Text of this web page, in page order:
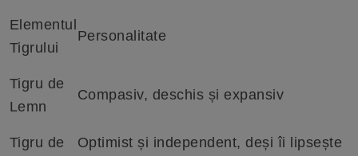
Elementul
Tigrului
Personalitate
Tigru de
Lemn
Compasiv, deschis și expansiv
Tigru de
Optimist și independent, deși îi lipsește